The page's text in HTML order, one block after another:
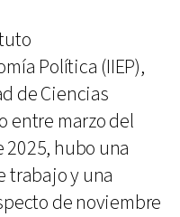
Política (IIEP),
de Ciencias
entre marzo del
2025, hubo una
trabajo y una
de noviembre